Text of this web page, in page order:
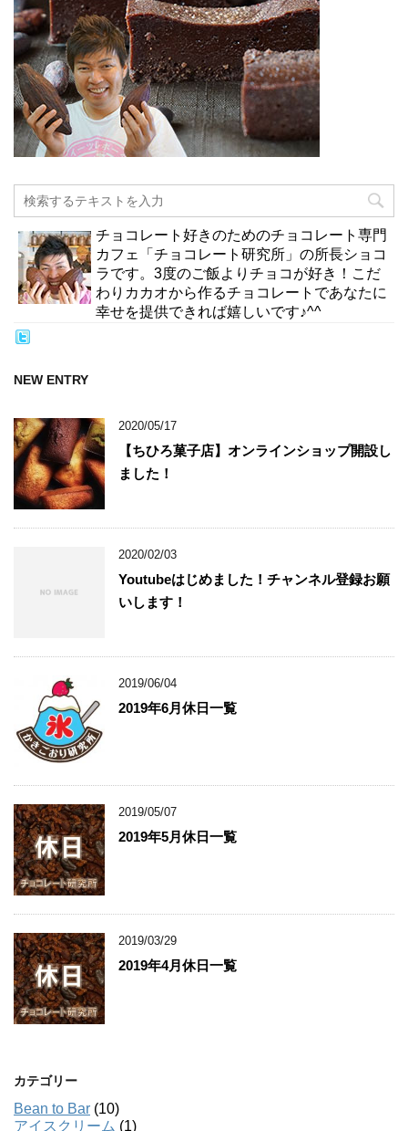
チョコレート好きのためのチョコレート専門
カフェ「チョコレート研究所」の所長ショコ
ラです。3度のご飯よりチョコが好き！こだ
わりカカオから作るチョコレートであなたに
幸せを提供できれば嬉しいです♪^^
NEW ENTRY
2020/05/17
【ちひろ菓子店】オンラインショップ開設し
ました！
2020/02/03
Youtubeはじめました！チャンネル登録お願
いします！
2019/06/04
2019年6月休日一覧
2019/05/07
2019年5月休日一覧
2019/03/29
2019年4月休日一覧
カテゴリー
Bean to Bar (10)
アイスクリーム (1)